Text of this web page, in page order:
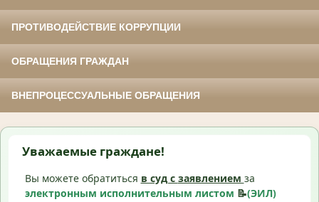
ПРОТИВОДЕЙСТВИЕ КОРРУПЦИИ
ОБРАЩЕНИЯ ГРАЖДАН
ВНЕПРОЦЕССУАЛЬНЫЕ ОБРАЩЕНИЯ
Уважаемые граждане!
Вы можете обратиться в суд с заявлением за
электронным исполнительным листом 📝(ЭИЛ)